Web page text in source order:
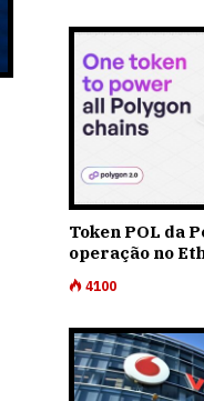
Token POL da
operação no
4100